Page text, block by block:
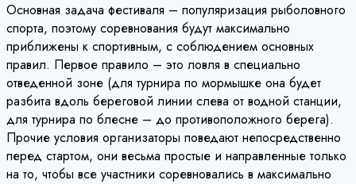
Основная задача фестиваля – популяризация рыболовного
спорта, поэтому соревнования будут максимально
приближены к спортивным, с соблюдением основных
правил. Первое правило – это ловля в специально
отведенной зоне (для турнира по мормышке она будет
разбита вдоль береговой линии слева от водной станции,
для турнира по блесне – до противоположного берега).
Прочие условия организаторы поведают непосредственно
перед стартом, они весьма простые и направленные только
на то, чтобы все участники соревновались в максимально